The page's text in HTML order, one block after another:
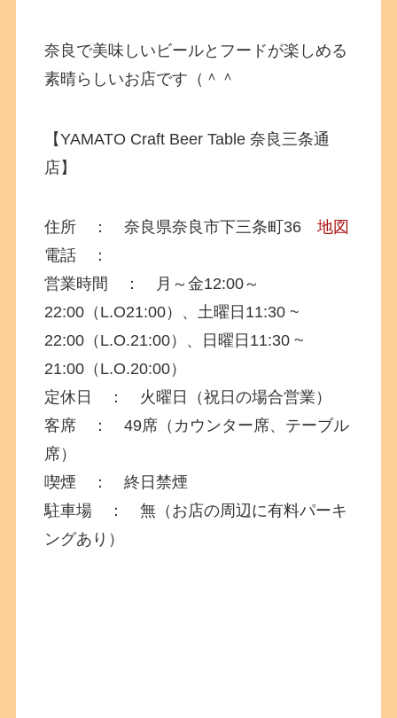
奈良で美味しいビールとフードが楽しめる
素晴らしいお店です（＾＾
【YAMATO Craft Beer Table 奈良三条通
店】
住所 ： 奈良県奈良市下三条町36地図
電話 ：
営業時間 ： 月～金12:00～
22:00（L.O21:00）、土曜日11:30 ~
22:00（L.O.21:00）、日曜日11:30 ~
21:00（L.O.20:00）
定休日 ： 火曜日（祝日の場合営業）
客席 ： 49席（カウンター席、テーブル
席）
喫煙 ： 終日禁煙
駐車場 ： 無（お店の周辺に有料パーキ
ングあり）